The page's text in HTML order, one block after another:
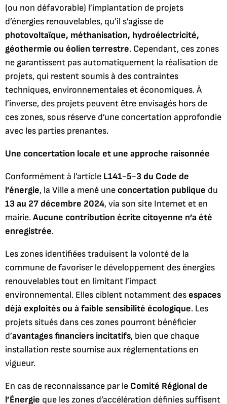
(ou non défavorable) l’implantation de projets
d’énergies renouvelables, qu’il s’agisse de
photovoltaïque, méthanisation, hydroélectricité,
géothermie ou éolien terrestre. Cependant, ces zones
ne garantissent pas automatiquement la réalisation de
projets, qui restent soumis à des contraintes
techniques, environnementales et économiques. À
l’inverse, des projets peuvent être envisagés hors de
ces zones, sous réserve d’une concertation approfondie
avec les parties prenantes.
Une concertation locale et une approche raisonnée
Conformément à l’article L141-5-3 du Code de
l’énergie, la Ville a mené une concertation publique du
13 au 27 décembre 2024, via son site Internet et en
mairie. Aucune contribution écrite citoyenne n’a été
enregistrée.
Les zones identifiées traduisent la volonté de la
commune de favoriser le développement des énergies
renouvelables tout en limitant l’impact
environnemental. Elles ciblent notamment des espaces
déjà exploités ou à faible sensibilité écologique. Les
projets situés dans ces zones pourront bénéficier
d’avantages financiers incitatifs, bien que chaque
installation reste soumise aux réglementations en
vigueur.
En cas de reconnaissance par le Comité Régional de
l’Énergie que les zones d’accélération définies suffisent